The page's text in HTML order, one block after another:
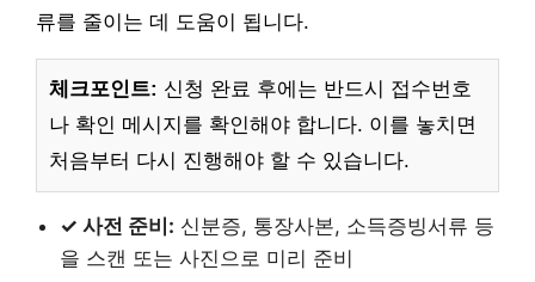
류를 줄이는 데 도움이 됩니다.
체크포인트: 신청 완료 후에는 반드시 접수번호
나 확인 메시지를 확인해야 합니다. 이를 놓치면
처음부터 다시 진행해야 할 수 있습니다.
✓ 사전 준비: 신분증, 통장사본, 소득증빙서류 등
을 스캔 또는 사진으로 미리 준비